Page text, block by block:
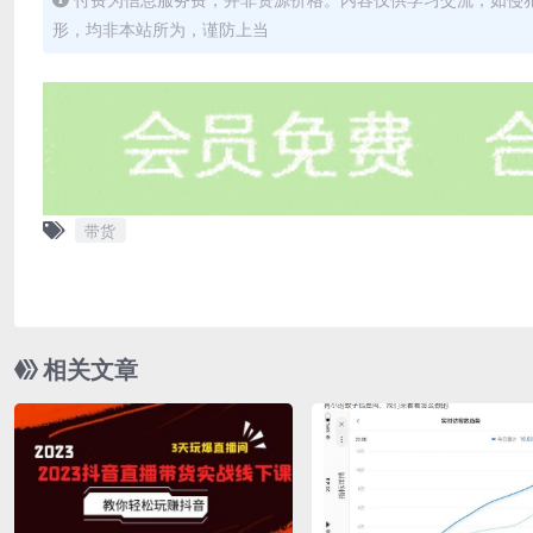
形，均非本站所为，谨防上当
带货
相关文章